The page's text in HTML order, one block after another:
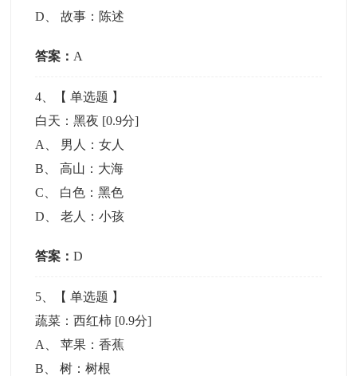
D 、故事：陈述
答案： A
4 、【单选题 】
白天：黑夜 [0.9分]
A
男人：女人
B 、高山：大海
C
白色：黑色
D 、老人：小孩
答案：D
5 、【单选题 】
蔬菜：西红柿 [0.9分]
A
、苹果：香蕉
B 、树：树根